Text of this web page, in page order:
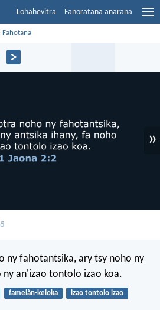
Lohahevitra Fanoratana anarana
Fahotana
»
ny fahotantsika, ary tsy noho ny
ny an'izao tontolo izao koa.
famelàn-keloka izao tontolo izao